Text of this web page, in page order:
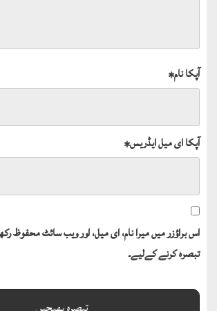
آپکا نام*
آپکا ای میل ایڈریس*
اس براؤزر میں میرا نام، ای میل، اور ویب سائٹ محفوظ
تبصرہ کرنے کےلیے۔